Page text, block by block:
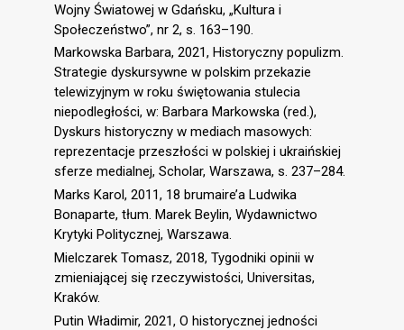
Wojny Światowej w Gdańsku, „Kultura i
Społeczeństwo”, nr 2, s. 163–190.
Markowska Barbara, 2021, Historyczny populizm.
Strategie dyskursywne w polskim przekazie
telewizyjnym w roku świętowania stulecia
niepodległości, w: Barbara Markowska (red.),
Dyskurs historyczny w mediach masowych:
reprezentacje przeszłości w polskiej i ukraińskiej
sferze medialnej, Scholar, Warszawa, s. 237–284.
Marks Karol, 2011, 18 brumaire’a Ludwika
Bonaparte, tłum. Marek Beylin, Wydawnictwo
Krytyki Politycznej, Warszawa.
Mielczarek Tomasz, 2018, Tygodniki opinii w
zmieniającej się rzeczywistości, Universitas,
Kraków.
Putin Władimir, 2021, O historycznej jedności